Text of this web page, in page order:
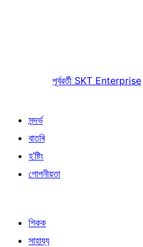
পূৰ্বৱৰ্তী SKT Enterprise
সন্দৰ্ভ
বাতৰি
হ’ষ্টিং
গোপনীয়তা
শিকক
সাহায্য